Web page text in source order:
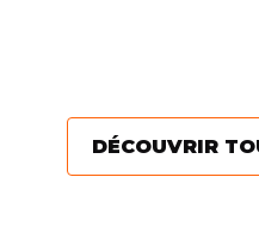
DÉCOUVRIR